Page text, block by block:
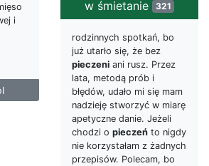
i
w śmietanie
321
rodzinnych spotkań, bo
już utarło się, że bez
pieczeni ani rusz. Przez
lata, metodą prób i
błędów, udało mi się mam
nadzieję stworzyć w miarę
apetyczne danie. Jeżeli
chodzi o pieczeń to nigdy
nie korzystałam z żadnych
przepisów. Polecam, bo